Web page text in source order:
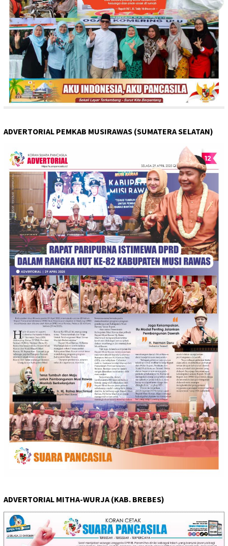
ADVERTORIAL PEMKAB MUSIRAWAS (SUMATERA SELATAN)
ADVERTORIAL MITHA-WURJA (KAB. BREBES)